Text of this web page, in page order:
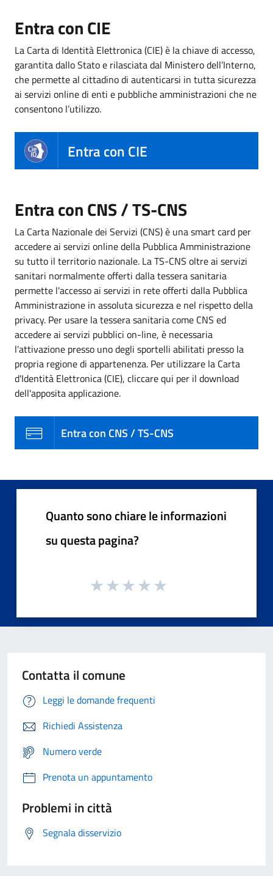
Entra con CIE
La Carta di Identità Elettronica (CIE) è la chiave di accesso,
garantita dallo Stato e rilasciata dal Ministero dell’Interno,
che permette al cittadino di autenticarsi in tutta sicurezza
ai servizi online di enti e pubbliche amministrazioni che ne
consentono l’utilizzo.
Entra con CIE
Entra con CNS / TS-CNS
La Carta Nazionale dei Servizi (CNS) è una smart card per
accedere ai servizi online della Pubblica Amministrazione
su tutto il territorio nazionale. La TS-CNS oltre ai servizi
sanitari normalmente offerti dalla tessera sanitaria
permette l'accesso ai servizi in rete offerti dalla Pubblica
Amministrazione in assoluta sicurezza e nel rispetto della
privacy. Per usare la tessera sanitaria come CNS ed
accedere ai servizi pubblici on-line, è necessaria
l'attivazione presso uno degli sportelli abilitati presso la
propria regione di appartenenza. Per utilizzare la Carta
d'Identità Elettronica (CIE), cliccare qui per il download
dell'apposita applicazione.
Entra con CNS / TS-CNS
Quanto sono chiare le informazioni
su questa pagina?
Contatta il comune
Leggi le domande frequenti
Richiedi Assistenza
Numero verde
Prenota un appuntamento
Problemi in città
Segnala disservizio